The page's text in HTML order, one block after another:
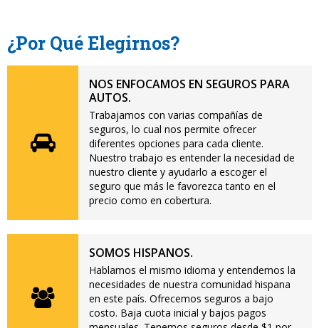
¿Por Qué Elegirnos?
NOS ENFOCAMOS EN SEGUROS PARA
AUTOS.
Trabajamos con varias compañías de
seguros, lo cual nos permite ofrecer
diferentes opciones para cada cliente.
Nuestro trabajo es entender la necesidad de
nuestro cliente y ayudarlo a escoger el
seguro que más le favorezca tanto en el
precio como en cobertura.
SOMOS HISPANOS.
Hablamos el mismo idioma y entendemos la
necesidades de nuestra comunidad hispana
en este país. Ofrecemos seguros a bajo
costo. Baja cuota inicial y bajos pagos